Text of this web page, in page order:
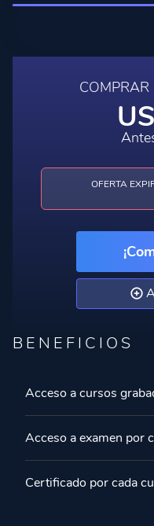
COMPRAR
OFERTA
BENEFICIOS
Acceso a cursos
Acceso a examen por
Certificado por cada